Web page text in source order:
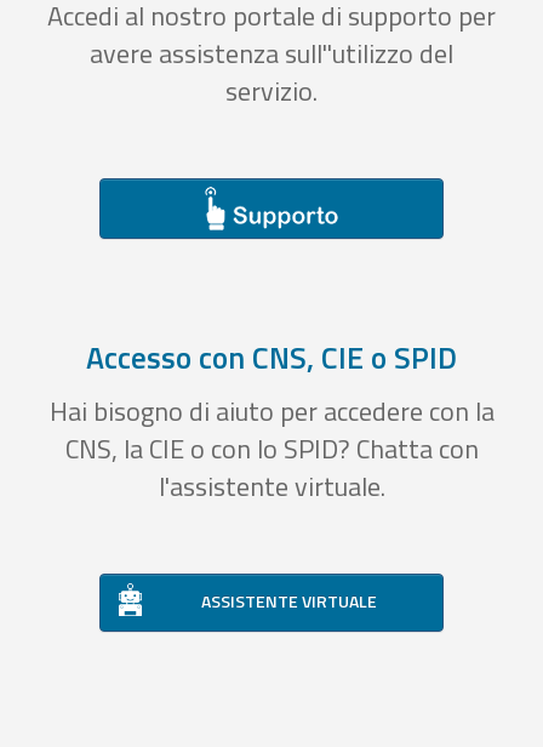
Accedi al nostro portale di supporto per
avere assistenza sull''utilizzo del
servizio.
Accesso con CNS, CIE o SPID
Hai bisogno di aiuto per accedere con la
CNS, la CIE o con lo SPID? Chatta con
l'assistente virtuale.
ASSISTENTE VIRTUALE